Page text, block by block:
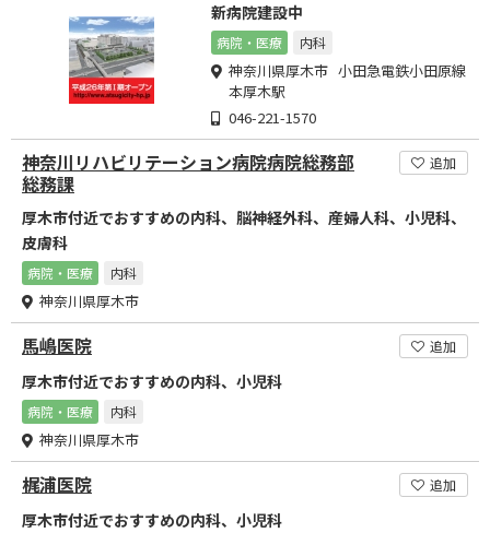
新病院建設中
病院・医療 内科
神奈川県厚木市 小田急電鉄小田原線
本厚木駅
046-221-1570
神奈川リハビリテーション病院病院総務部
総務課
追加
厚木市付近でおすすめの内科、脳神経外科、産婦人科、小児科、
皮膚科
病院・医療 内科
神奈川県厚木市
馬嶋医院 追加
厚木市付近でおすすめの内科、小児科
病院・医療 内科
神奈川県厚木市
梶浦医院 追加
厚木市付近でおすすめの内科、小児科